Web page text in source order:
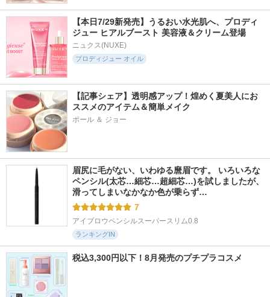
【本日7/29新発売】うるおい水光肌へ、プロディ
ジュー ヒアルブースト 美容液＆クリーム登場
ニュクス(NUXE)
プロディジュー オイル
【記事シェア】透明感アップ！煌めく夏美人にお
ススメのアイテム＆簡単メイク
ポール ＆ ジョー
眉尻に毛がない、いわゆる麿眉です。 いろいろな
ペンシル(太芯…細芯…超細芯…)を試しましたが、
滑ってしまいなかなか色が乗らず…
7
アイブロウペンシルスーパースリム0.8
ランキングIN
税込3,300円以下！8月発売のプチプラコスメ